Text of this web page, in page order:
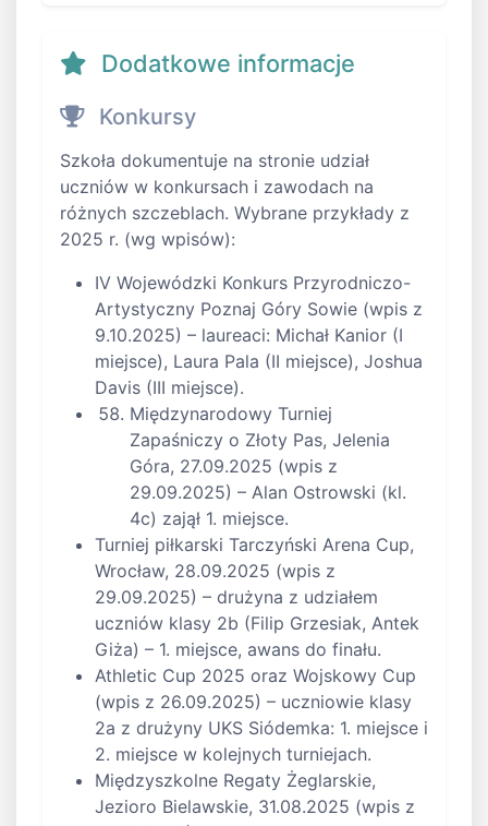
Dodatkowe informacje
Konkursy
Szkoła dokumentuje na stronie udział
uczniów w konkursach i zawodach na
różnych szczeblach. Wybrane przykłady z
2025 r. (wg wpisów):
IV Wojewódzki Konkurs Przyrodniczo-
Artystyczny Poznaj Góry Sowie (wpis z
9.10.2025) – laureaci: Michał Kanior (I
miejsce), Laura Pala (II miejsce), Joshua
Davis (III miejsce).
Międzynarodowy Turniej
Zapaśniczy o Złoty Pas, Jelenia
Góra, 27.09.2025 (wpis z
29.09.2025) – Alan Ostrowski (kl.
4c) zajął 1. miejsce.
Turniej piłkarski Tarczyński Arena Cup,
Wrocław, 28.09.2025 (wpis z
29.09.2025) – drużyna z udziałem
uczniów klasy 2b (Filip Grzesiak, Antek
Giża) – 1. miejsce, awans do finału.
Athletic Cup 2025 oraz Wojskowy Cup
(wpis z 26.09.2025) – uczniowie klasy
2a z drużyny UKS Siódemka: 1. miejsce i
2. miejsce w kolejnych turniejach.
Międzyszkolne Regaty Żeglarskie,
Jezioro Bielawskie, 31.08.2025 (wpis z